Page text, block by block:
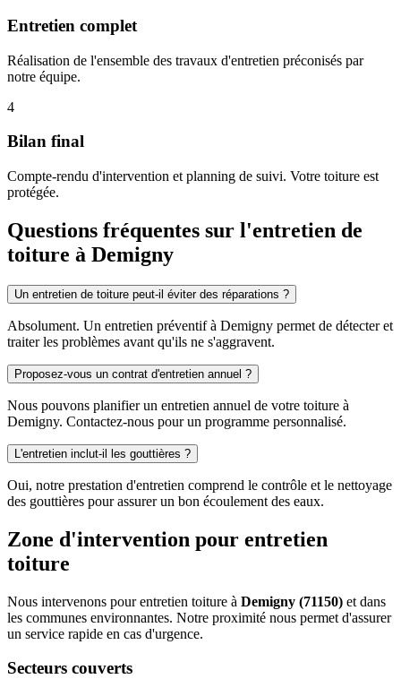
Entretien complet
Réalisation de l'ensemble des travaux d'entretien préconisés par
notre équipe.
4
Bilan final
Compte-rendu d'intervention et planning de suivi. Votre toiture est
protégée.
Questions fréquentes sur l'entretien de
toiture à Demigny
Un entretien de toiture peut-il éviter des réparations ?
Absolument. Un entretien préventif à Demigny permet de détecter et
traiter les problèmes avant qu'ils ne s'aggravent.
Proposez-vous un contrat d'entretien annuel ?
Nous pouvons planifier un entretien annuel de votre toiture à
Demigny. Contactez-nous pour un programme personnalisé.
L'entretien inclut-il les gouttières ?
Oui, notre prestation d'entretien comprend le contrôle et le nettoyage
des gouttières pour assurer un bon écoulement des eaux.
Zone d'intervention pour entretien
toiture
Nous intervenons pour entretien toiture à Demigny (71150) et dans
les communes environnantes. Notre proximité nous permet d'assurer
un service rapide en cas d'urgence.
Secteurs couverts